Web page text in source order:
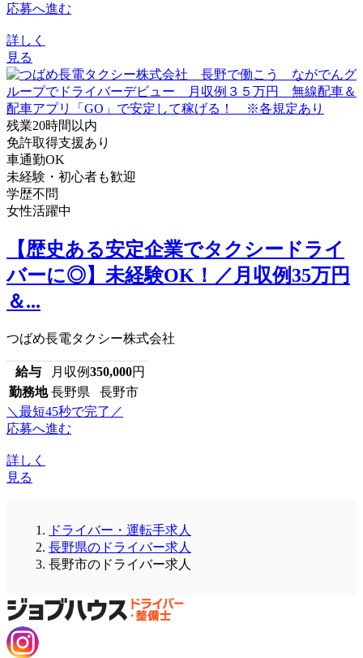
応募へ進む
詳しく
見る
残業20時間以内
免許取得支援あり
車通勤OK
未経験・初心者も歓迎
学歴不問
女性活躍中
【歴史ある安定企業でタクシードライ
バーに◎】未経験OK！／月収例35万円
＆...
つばめ長電タクシー株式会社
給与 月収例350,000円
勤務地 長野県 長野市
＼最短45秒で完了／
応募へ進む
詳しく
見る
ドライバー・運転手求人
長野県のドライバー求人
長野市のドライバー求人